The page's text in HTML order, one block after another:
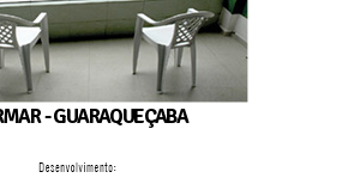
- GUARAQUEÇABA